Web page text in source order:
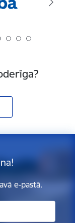
e-pastā.